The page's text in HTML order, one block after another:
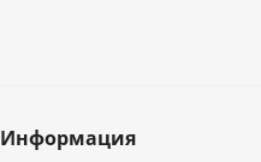
Информация